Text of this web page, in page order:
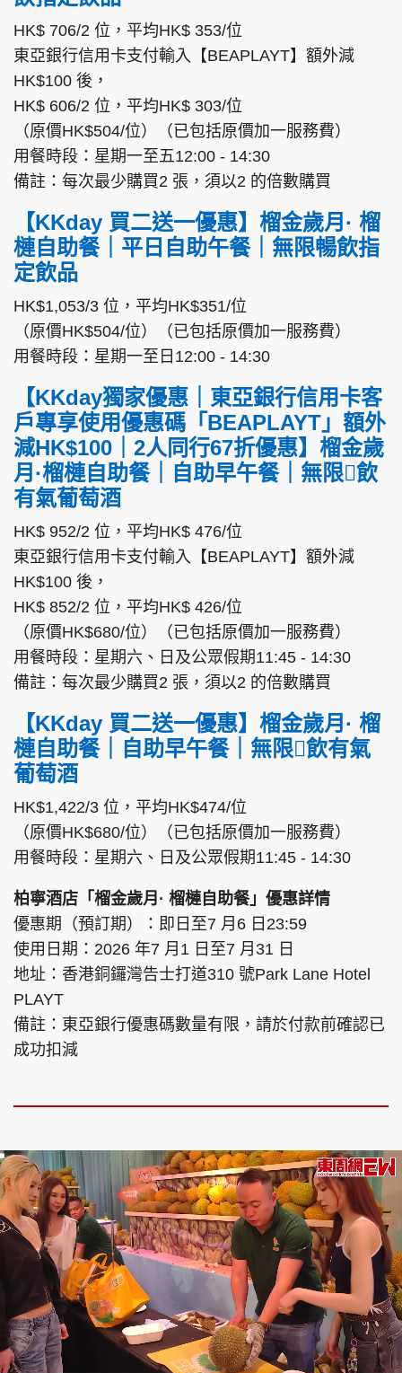
HK$ 706/2 位，平均HK$ 353/位
東亞銀行信用卡支付輸入【BEAPLAYT】額外減
HK$100 後，
HK$ 606/2 位，平均HK$ 303/位
（原價HK$504/位）（已包括原價加一服務費）
用餐時段：星期一至五12:00 - 14:30
備註：每次最少購買2 張，須以2 的倍數購買
【KKday 買二送一優惠】榴金歲月· 榴
槤自助餐｜平日自助午餐｜無限暢飲指
定飲品
HK$1,053/3 位，平均HK$351/位
（原價HK$504/位）（已包括原價加一服務費）
用餐時段：星期一至日12:00 - 14:30
【KKday獨家優惠｜東亞銀行信用卡客
戶專享使用優惠碼「BEAPLAYT」額外
減HK$100｜2人同行67折優惠】榴金歲
月·榴槤自助餐｜自助早午餐｜無限􉡤飲
有氣葡萄酒
HK$ 952/2 位，平均HK$ 476/位
東亞銀行信用卡支付輸入【BEAPLAYT】額外減
HK$100 後，
HK$ 852/2 位，平均HK$ 426/位
（原價HK$680/位）（已包括原價加一服務費）
用餐時段：星期六、日及公眾假期11:45 - 14:30
備註：每次最少購買2 張，須以2 的倍數購買
【KKday 買二送一優惠】榴金歲月· 榴
槤自助餐｜自助早午餐｜無限􉡤飲有氣
葡萄酒
HK$1,422/3 位，平均HK$474/位
（原價HK$680/位）（已包括原價加一服務費）
用餐時段：星期六、日及公眾假期11:45 - 14:30
柏寧酒店「榴金歲月· 榴槤自助餐」優惠詳情
優惠期（預訂期）：即日至7 月6 日23:59
使用日期：2026 年7 月1 日至7 月31 日
地址：香港銅鑼灣告士打道310 號Park Lane Hotel
PLAYT
備註：東亞銀行優惠碼數量有限，請於付款前確認已
成功扣減
Unmute